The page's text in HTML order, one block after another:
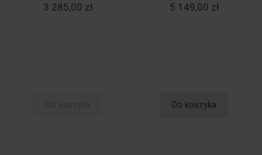
3 285,00 zł
5 149,00 zł
Do koszyka